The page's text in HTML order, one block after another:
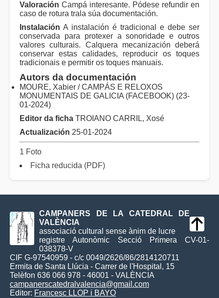
Valoración Campá interesante. Pódese refundir en
caso de rotura trala súa documentación.
Instalación A instalación é tradicional e debe ser
conservada para protexer a sonoridade e outros
valores culturais. Calquera mecanización deberá
conservar estas calidades, reproducir os toques
tradicionais e permitir os toques manuais.
Autors da documentación
MOURE, Xabier / CAMPÁS E RELOXOS
MONUMENTAIS DE GALICIA (FACEBOOK) (23-
01-2024)
Editor da ficha TROIANO CARRIL, Xosé
Actualización 25-01-2024
1 Foto
Ficha reducida (PDF)
CAMPANERS DE LA CATEDRAL DE
VALÈNCIA
associació cultural sense ànim de lucre
registre Autonòmic Secció Primera CV-01-
038378-V
CIF G-97540959 - c/c 0049/2626/86/2814120711
Ermita de Santa Llúcia - Carrer de l'Hospital, 15
Telèfon 636 066 978 - 46001 - VALÈNCIA
campanerscatedralvalencia@gmail.com
Editor: Francesc LLOP i BAYO